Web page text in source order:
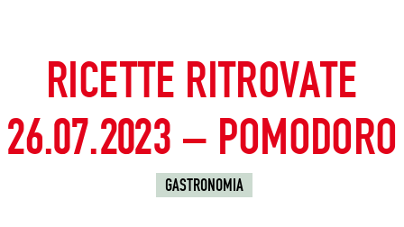
RICETTE RITROVATE
26.07.2023 – POMODORO
GASTRONOMIA